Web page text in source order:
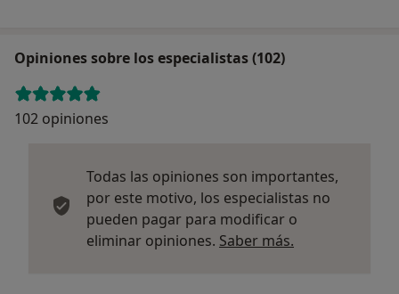
Opiniones sobre los especialistas (102)
102 opiniones
Todas las opiniones son importantes,
por este motivo, los especialistas no
pueden pagar para modificar o
eliminar opiniones. Saber más.